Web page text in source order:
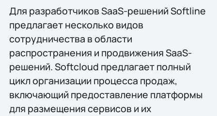
Для разработчиков SaaS-решений Softline
предлагает несколько видов
сотрудничества в области
распространения и продвижения SaaS-
решений. Softcloud предлагает полный
цикл организации процесса продаж,
включающий предоставление платформы
для размещения сервисов и их